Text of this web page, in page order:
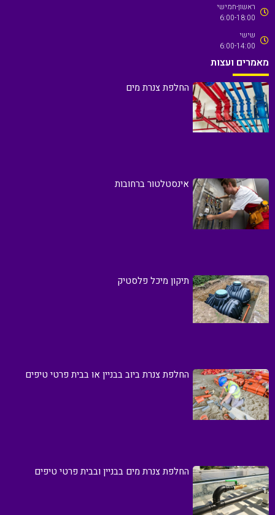
ראשון-חמישי
6:00-18:00
שישי
6:00-14:00
מאמרים ועצות
החלפת צנרת מים
אינסטלטור ברחובות
תיקון מיכל פלסטיק
החלפת צנרת ביוב בבניין או בבית פרטי טיפים
החלפת צנרת מים בבניין ובבית פרטי טיפים